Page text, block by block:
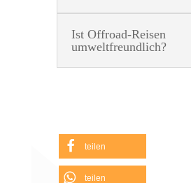
Ist Offroad-Reisen
umweltfreundlich?
teilen
teilen